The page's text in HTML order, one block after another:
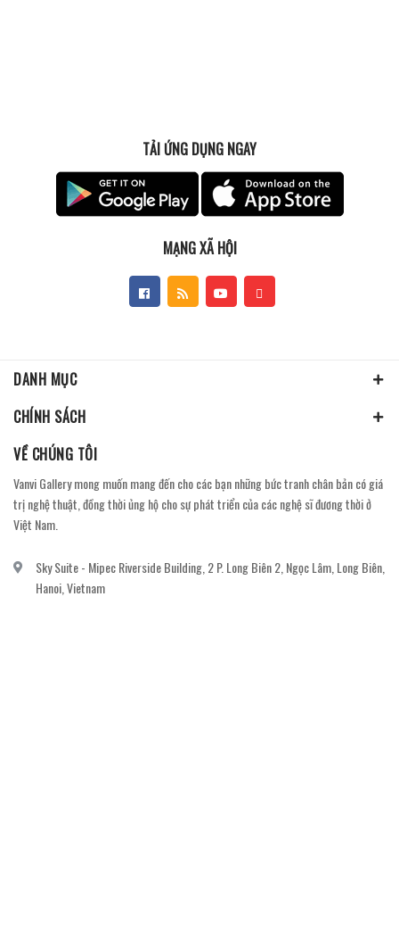
TẢI ỨNG DỤNG NGAY
MẠNG XÃ HỘI
DANH MỤC
CHÍNH SÁCH
VỀ CHÚNG TÔI
Vanvi Gallery mong muốn mang đến cho các bạn những bức tranh chân bản có giá
trị nghệ thuật, đồng thời ủng hộ cho sự phát triển của các nghệ sĩ đương thời ở
Việt Nam.
Sky Suite - Mipec Riverside Building, 2 P. Long Biên 2, Ngọc Lâm, Long Biên,
Hanoi, Vietnam